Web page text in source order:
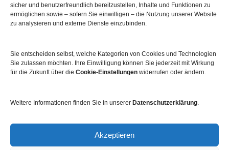
sicher und benutzerfreundlich bereitzustellen, Inhalte und Funktionen zu
ermöglichen sowie – sofern Sie einwilligen – die Nutzung unserer Website
zu analysieren und externe Dienste einzubinden.
Sie entscheiden selbst, welche Kategorien von Cookies und Technologien
Sie zulassen möchten. Ihre Einwilligung können Sie jederzeit mit Wirkung
für die Zukunft über die Cookie-Einstellungen widerrufen oder ändern.
Weitere Informationen finden Sie in unserer Datenschutzerklärung.
Akzeptieren